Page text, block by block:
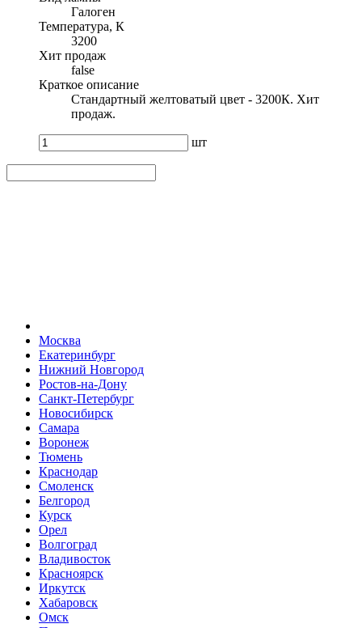
Галоген
Температура, К
3200
Хит продаж
false
Краткое описание
Стандартный желтоватый цвет - 3200К. Хит
продаж.
шт
Москва
Екатеринбург
Нижний Новгород
Ростов-на-Дону
Санкт-Петербург
Новосибирск
Самара
Воронеж
Тюмень
Краснодар
Смоленск
Белгород
Курск
Орел
Волгоград
Владивосток
Красноярск
Иркутск
Хабаровск
Омск